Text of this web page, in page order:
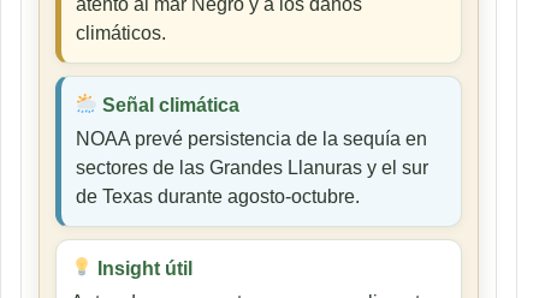
climáticos.
Señal climática
NOAA prevé persistencia de la sequía en
sectores de las Grandes Llanuras y el sur
de Texas durante agosto-octubre.
Insight útil